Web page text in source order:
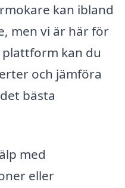
kan ibland
men vi är här för
kan du
och jämföra
bästa
med
eller